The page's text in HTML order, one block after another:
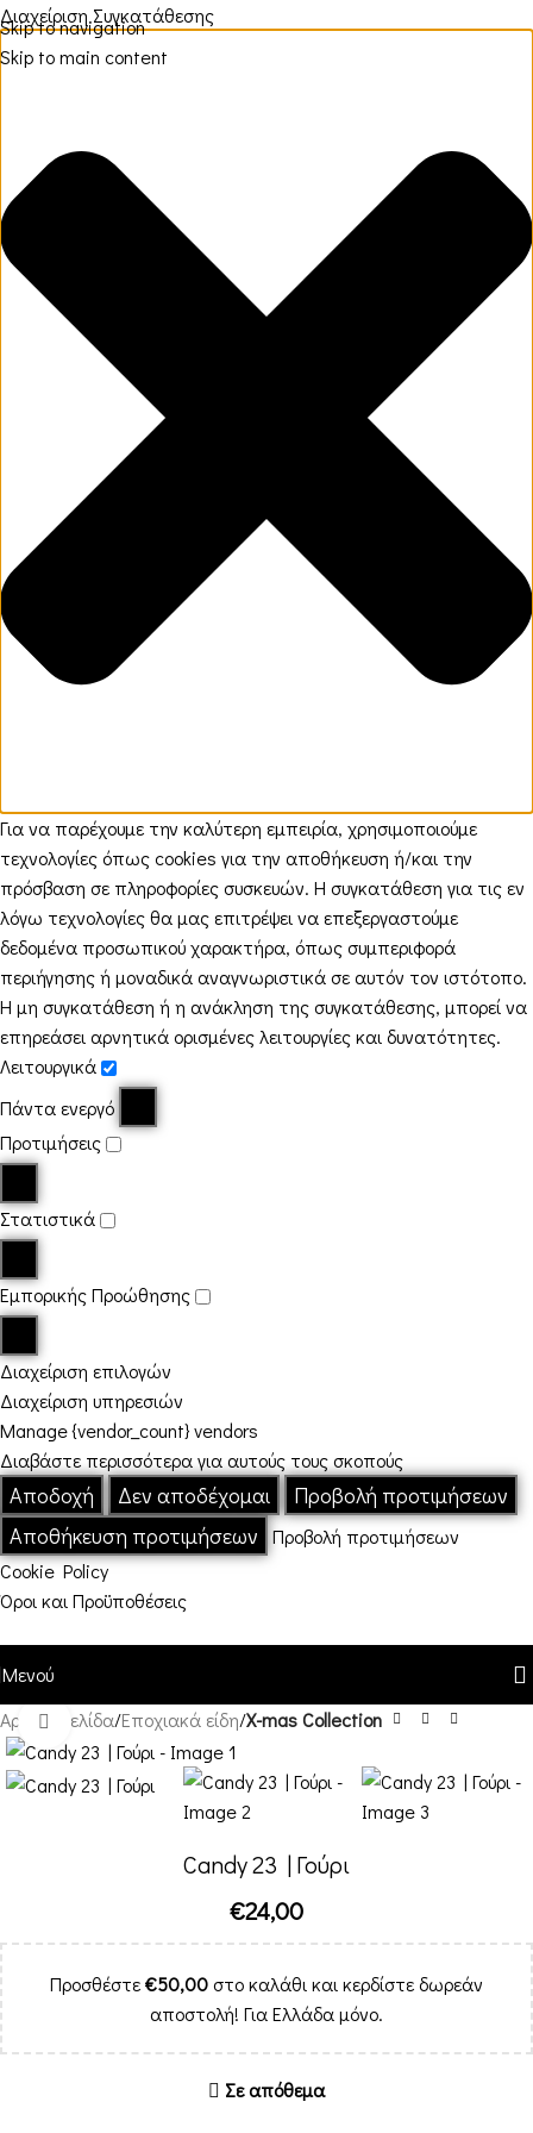
Διαχείριση Συγκατάθεσης
Για να παρέχουμε την καλύτερη εμπειρία, χρησιμοποιούμε
τεχνολογίες όπως cookies για την αποθήκευση ή/και την
πρόσβαση σε πληροφορίες συσκευών. Η συγκατάθεση για τις εν
λόγω τεχνολογίες θα μας επιτρέψει να επεξεργαστούμε
δεδομένα προσωπικού χαρακτήρα, όπως συμπεριφορά
περιήγησης ή μοναδικά αναγνωριστικά σε αυτόν τον ιστότοπο.
Η μη συγκατάθεση ή η ανάκληση της συγκατάθεσης, μπορεί να
επηρεάσει αρνητικά ορισμένες λειτουργίες και δυνατότητες.
Λειτουργικά
Πάντα ενεργό
Προτιμήσεις
Στατιστικά
Εμπορικής Προώθησης
Διαχείριση επιλογών
Διαχείριση υπηρεσιών
Manage {vendor_count} vendors
Διαβάστε περισσότερα για αυτούς τους σκοπούς
Αποδοχή Δεν αποδέχομαι
Προβολή προτιμήσεων
Αποθήκευση προτιμήσεων
Προβολή προτιμήσεων
Cookie Policy
Όροι και Προϋποθέσεις
Skip to navigation
Skip to main content
Μενού
Αρχική σελίδα Εποχιακά είδη X-mas Collection
Κλικ για μεγέθυνση
Candy 23 | Γούρι
€24,00
Προσθέστε€50,00στο καλάθι και κερδίστε δωρεάν
αποστολή! Για Ελλάδα μόνο.
Σε απόθεμα